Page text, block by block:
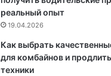
реальный опыт
19.04.2026
Как выбрать
для комбайнов и
техники